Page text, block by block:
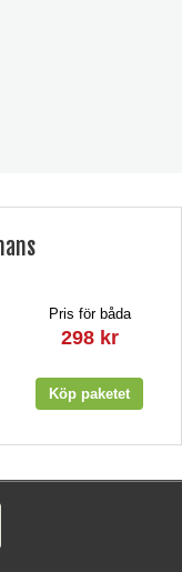
Pris för båda
298 kr